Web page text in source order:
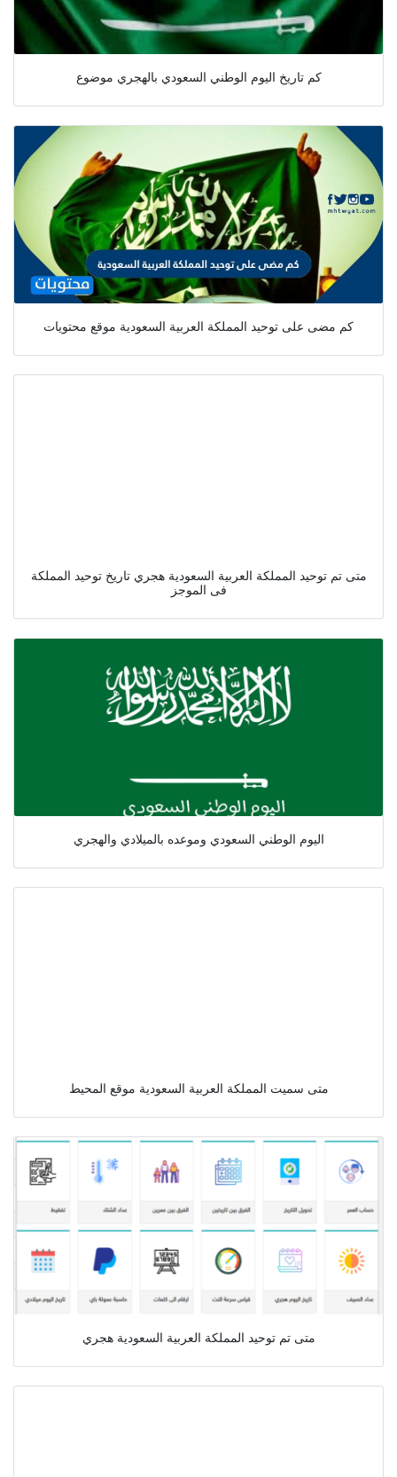
كم تاريخ اليوم الوطني السعودي بالهجري موضوع
كم مضى على توحيد المملكة العربية السعودية موقع محتويات
متى تم توحيد المملكة العربية السعودية هجري تاريخ توحيد المملكة
فى الموجز
اليوم الوطني السعودي وموعده بالميلادي والهجري
متى سميت المملكة العربية السعودية موقع المحيط
متى تم توحيد المملكة العربية السعودية هجري